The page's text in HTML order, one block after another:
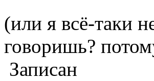
(или я всё-таки
говоришь?
Записан